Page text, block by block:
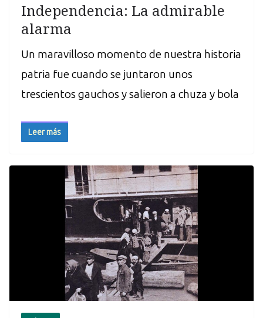
Independencia: La admirable
alarma
Un maravilloso momento de nuestra historia
patria fue cuando se juntaron unos
trescientos gauchos y salieron a chuza y bola
Leer más